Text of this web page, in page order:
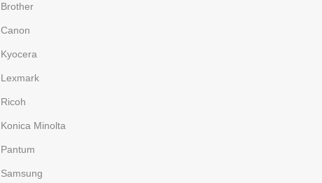
Brother
Canon
Kyocera
Lexmark
Ricoh
Konica Minolta
Pantum
Samsung